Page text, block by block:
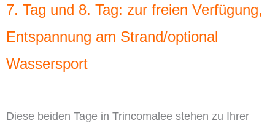
7. Tag und 8. Tag: zur freien Verfügung,
Entspannung am Strand/optional
Wassersport
Diese beiden Tage in Trincomalee stehen zu Ihrer